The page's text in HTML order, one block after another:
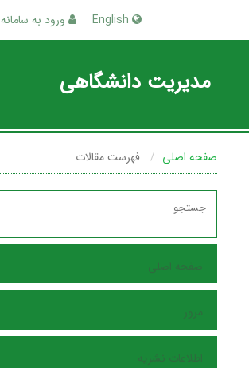
ورود به سامانه
مدیریت دانشگاهی
صفحه اصلی فهرست مقالات
صفحه اصلی
مرور
اطلاعات نشریه